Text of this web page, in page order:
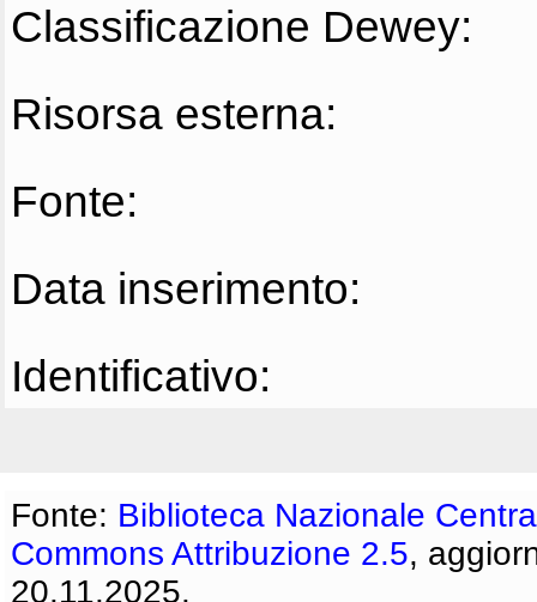
Classificazione Dewey:
Risorsa esterna:
Fonte:
Data inserimento:
Identificativo:
Fonte: Biblioteca Nazionale
Commons Attribuzione 2.5,
20.11.2025.